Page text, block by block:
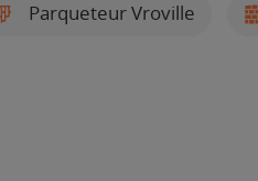
Parqueteur Vroville